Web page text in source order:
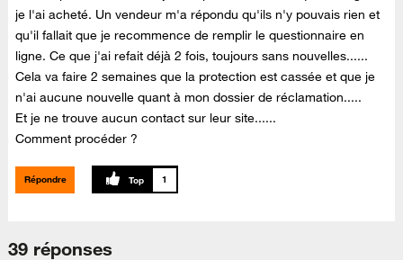
je l'ai acheté. Un vendeur m'a répondu qu'ils n'y pouvais rien et
qu'il fallait que je recommence de remplir le questionnaire en
ligne. Ce que j'ai refait déjà 2 fois, toujours sans nouvelles......
Cela va faire 2 semaines que la protection est cassée et que je
n'ai aucune nouvelle quant à mon dossier de réclamation.....
Et je ne trouve aucun contact sur leur site......
Comment procéder ?
Répondre 1
39 réponses